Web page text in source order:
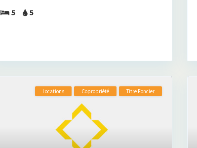
5
5
Locations Copropriété Titre Foncier